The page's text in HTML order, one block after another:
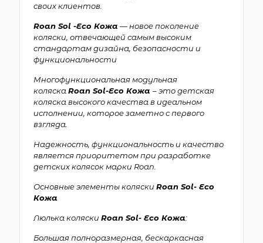
своих клиентов.
Roan Sol -Eco Кожа — новое поколение
коляски, отвечающей самым высоким
стандартам дизайна, безопасности и
функциональности
Многофункциональная модульная
коляскаRoan Sol-Eco Кожа– это детская
коляска высокого качества в идеальном
исполнении, которое заметно с первого
взгляда.
Надежность, функциональность и качество
является приоритетом при разработке
детских колясок марки Roan.
Основные элементы коляскиRoan Sol- Eco
Кожа
Люлька коляскиRoan Sol- Eco Кожа:
Большая полноразмерная, бескаркасная